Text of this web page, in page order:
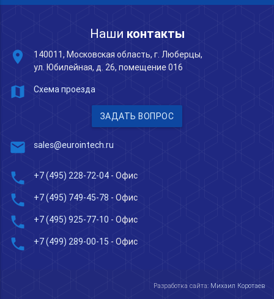
Наши контакты
place
140011, Московская область, г. Люберцы,
ул. Юбилейная, д. 26, помещение 016
map Схема проезда
ЗАДАТЬ ВОПРОС
mail sales@eurointech.ru
phone +7 (495) 228-72-04 - Офис
phone +7 (495) 749-45-78 - Офис
phone +7 (495) 925-77-10 - Офис
phone +7 (499) 289-00-15 - Офис
Разработка сайта: Михаил Коротаев